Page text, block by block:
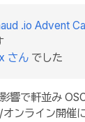
.io Advent
さん でした
響で軒並み
ンライン開催